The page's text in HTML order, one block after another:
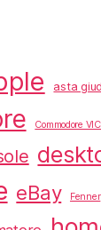
asta
Commodore
eBay Fenner